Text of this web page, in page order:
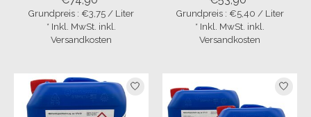
Grundpreis : €3,75 / Liter
* Inkl. MwSt. inkl.
Versandkosten
Grundpreis : €5,40 / Liter
* Inkl. MwSt. inkl.
Versandkosten